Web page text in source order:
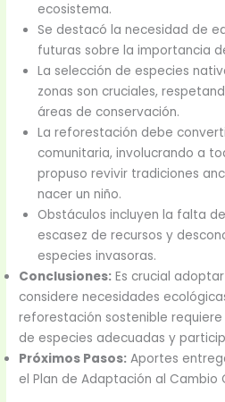
ecosistema.
Se destacó la necesidad de
futuras sobre la importancia
La selección de especies
zonas son cruciales,
áreas de conservación.
La reforestación debe
comunitaria, involucrando a
propuso revivir tradiciones
nacer un niño.
Obstáculos incluyen la falta
escasez de recursos y
especies invasoras.
Conclusiones: Es crucial
considere necesidades
reforestación sostenible
de especies adecuadas y
Próximos Pasos: Aportes
el Plan de Adaptación al Cambio